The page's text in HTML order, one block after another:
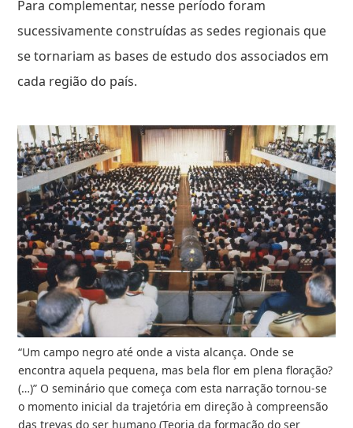
Para complementar, nesse período foram
sucessivamente construídas as sedes regionais que
se tornariam as bases de estudo dos associados em
cada região do país.
“Um campo negro até onde a vista alcança. Onde se
encontra aquela pequena, mas bela flor em plena floração?
(…)” O seminário que começa com esta narração tornou-se
o momento inicial da trajetória em direção à compreensão
das trevas do ser humano (Teoria da formação do ser